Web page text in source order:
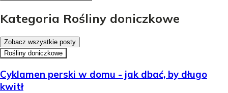
Kategoria Rośliny doniczkowe
Zobacz wszystkie posty
Rośliny doniczkowe
Cyklamen perski w domu - jak dbać, by długo
kwitł